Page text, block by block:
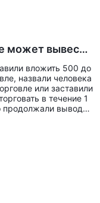
может вывести
вложить 500 до
назвали человека
или заставили
в течение 1
выводит
я начал обрабаты
есть вывод в тече
день торгов
С утра никто не з